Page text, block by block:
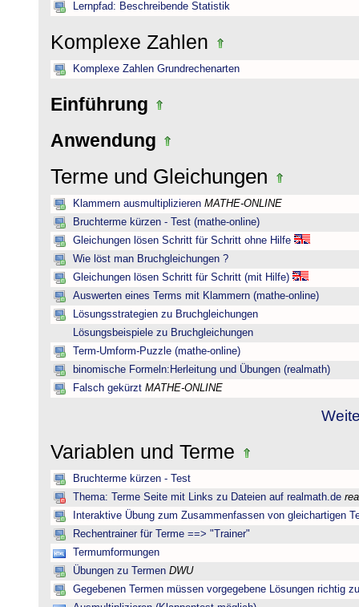
Lernpfad: Beschreibende Statistik
Komplexe Zahlen
Komplexe Zahlen Grundrechenarten
Einführung
Anwendung
Terme und Gleichungen
Klammern ausmultiplizieren MATHE-ONLINE
Bruchterme kürzen - Test (mathe-online)
Gleichungen lösen Schritt für Schritt ohne Hilfe
Wie löst man Bruchgleichungen ?
Gleichungen lösen Schritt für Schritt (mit Hilfe)
Auswerten eines Terms mit Klammern (mathe-online)
Lösungsstrategien zu Bruchgleichungen
Lösungsbeispiele zu Bruchgleichungen
Term-Umform-Puzzle (mathe-online)
binomische Formeln:Herleitung und Übungen (realmath)
Falsch gekürzt MATHE-ONLINE
Variablen und Terme
Bruchterme kürzen - Test
Thema: Terme Seite mit Links zu Dateien auf realmath.de
Interaktive Übung zum Zusammenfassen von gleichartigen
Rechentrainer für Terme ==> "Trainer"
Termumformungen
Übungen zu Termen DWU
Gegebenen Termen müssen vorgegebene Lösungen richtig